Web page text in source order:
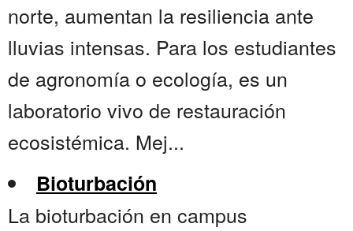
norte, aumentan la resiliencia ante
lluvias intensas. Para los estudiantes
de agronomía o ecología, es un
laboratorio vivo de restauración
ecosistémica. Mej...
Bioturbación
La bioturbación en campus